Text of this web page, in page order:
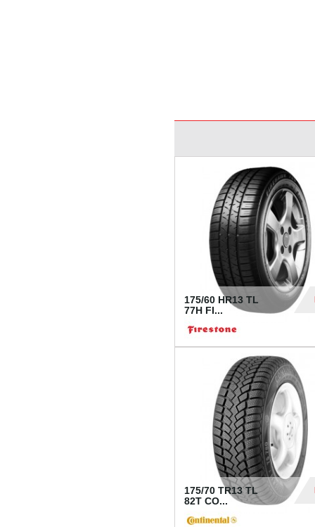
175/60 HR13 TL
77H FI...
175/70 TR13 TL
82T CO...